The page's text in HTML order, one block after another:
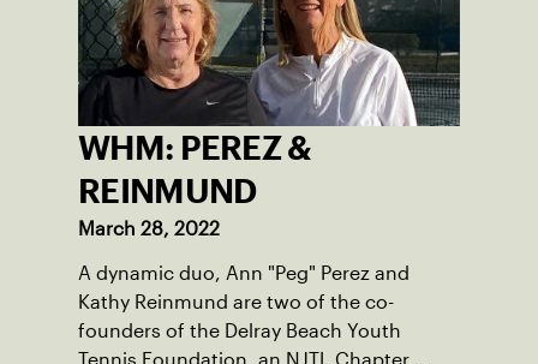
WHM: PEREZ &
REINMUND
March 28, 2022
A dynamic duo, Ann "Peg" Perez and
Kathy Reinmund are two of the co-
founders of the Delray Beach Youth